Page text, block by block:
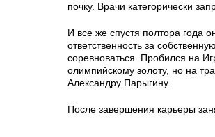
почку. Врачи категорически
И все же спустя полтора года
ответственность за
соревноваться. Пробился на
олимпийскому золоту, но на
Александру Парыгину.
После завершения карьеры